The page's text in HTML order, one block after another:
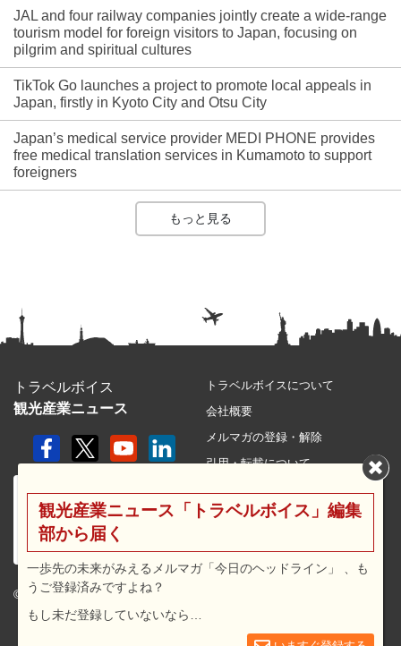
JAL and four railway companies jointly create a wide-range
tourism model for foreign visitors to Japan, focusing on
pilgrim and spiritual cultures
TikTok Go launches a project to promote local appeals in
Japan, firstly in Kyoto City and Otsu City
Japan’s medical service provider MEDI PHONE provides
free medical translation services in Kumamoto to support
foreigners
もっと見る
トラベルボイス
観光産業ニュース
© 2026 travel voice.
トラベルボイスについて
会社概要
メルマガの登録・解除
引用・転載について
利用規約
広告メニュー・料金
観光産業ニュース「トラベルボイス」編集
部から届く
一歩先の未来がみえるメルマガ「今日のヘッドライン」 、も
うご登録済みですよね？
もし未だ登録していないなら…